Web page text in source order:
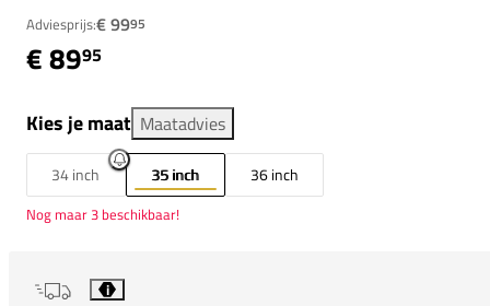
Adviesprijs:€ 9995
€ 8995
Kies je maat Maatadvies
34 inch 35 inch 36 inch
Nog maar 3 beschikbaar!
i